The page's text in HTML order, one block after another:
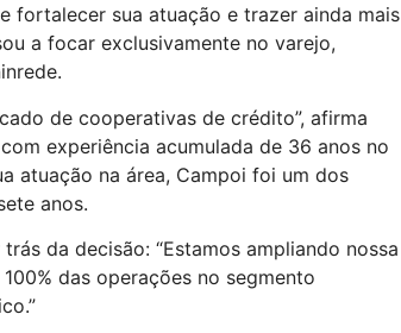
sua atuação e trazer ainda mais
a focar exclusivamente no varejo,
de cooperativas de crédito”, afirma
experiência acumulada de 36 anos no
atuação na área, Campoi foi um dos
anos.
da decisão: “Estamos ampliando nossa
das operações no segmento